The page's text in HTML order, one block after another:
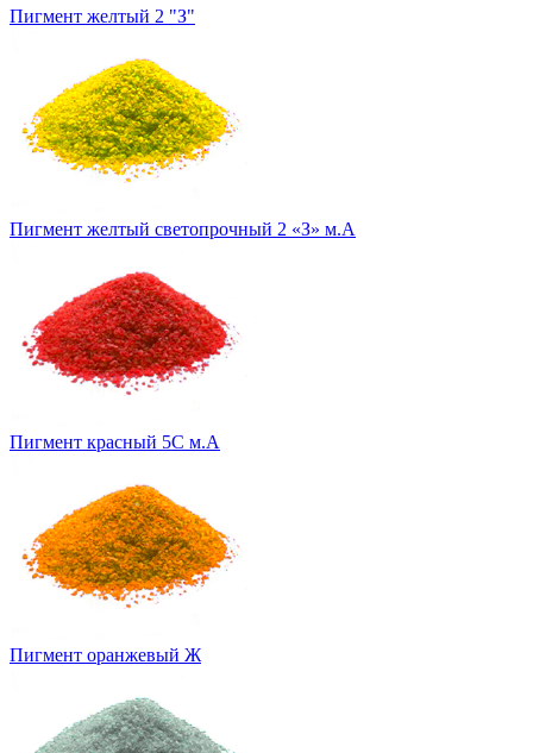
Пигмент желтый 2 "З"
Пигмент желтый светопрочный 2 «З» м.А
Пигмент красный 5С м.А
Пигмент оранжевый Ж